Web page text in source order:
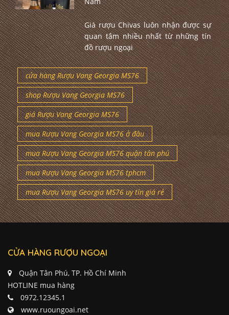
Giá rượu Chivas luôn nhận được sự
quan tâm nhiều nhất từ những tín
đồ rượu ngoại
cửa hàng Rượu Vang Georgia MS76
shop Rượu Vang Georgia MS76
giá Rượu Vang Georgia MS76
mua Rượu Vang Georgia MS76 ở đâu
mua Rượu Vang Georgia MS76 quận tân phú
mua Rượu Vang Georgia MS76 tphcm
mua Rượu Vang Georgia MS76 uy tín giá rẻ
CỬA HÀNG RƯỢU NGOẠI
Quận Tân Phú, TP. Hồ Chí Minh
HOTLINE mua hàng
0972.12345.1
www.ruoungoai.net